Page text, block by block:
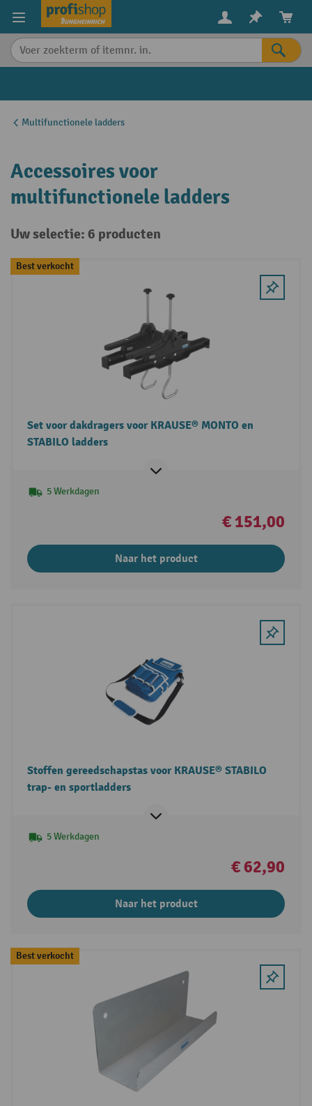
content
Multifunctionele ladders
Accessoires voor
multifunctionele ladders
Uw selectie: 6 producten
Best verkocht
Set voor dakdragers voor KRAUSE® MONTO en
STABILO ladders
5 Werkdagen
€ 151,00
Naar het product
Stoffen gereedschapstas voor KRAUSE® STABILO
trap- en sportladders
5 Werkdagen
€ 62,90
Naar het product
Best verkocht